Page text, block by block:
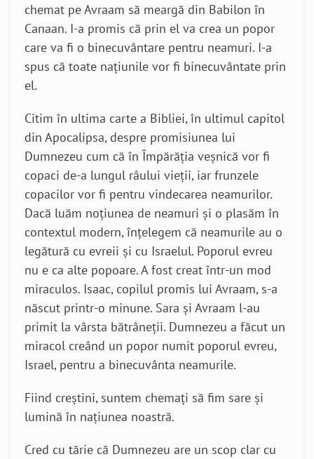
chemat pe Avraam să meargă din Babilon în
Canaan. I-a promis că prin el va crea un popor
care va fi o binecuvântare pentru neamuri. I-a
spus că toate națiunile vor fi binecuvântate prin
el.
Citim în ultima carte a Bibliei, în ultimul capitol
din Apocalipsa, despre promisiunea lui
Dumnezeu cum că în Împărăția veșnică vor fi
copaci de-a lungul râului vieții, iar frunzele
copacilor vor fi pentru vindecarea neamurilor.
Dacă luăm noțiunea de neamuri și o plasăm în
contextul modern, înțelegem că neamurile au o
legătură cu evreii și cu Israelul. Poporul evreu
nu e ca alte popoare. A fost creat într-un mod
miraculos. Isaac, copilul promis lui Avraam, s-a
născut printr-o minune. Sara și Avraam l-au
primit la vârsta bătrâneții. Dumnezeu a făcut un
miracol creând un popor numit poporul evreu,
Israel, pentru a binecuvânta neamurile.
Fiind creștini, suntem chemați să fim sare și
lumină în națiunea noastră.
Cred cu tărie că Dumnezeu are un scop clar cu